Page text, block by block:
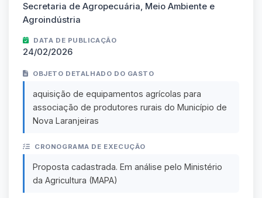
Secretaria de Agropecuária, Meio Ambiente e
Agroindústria
DATA DE PUBLICAÇÃO
24/02/2026
OBJETO DETALHADO DO GASTO
aquisição de equipamentos agrícolas para
associação de produtores rurais do Município de
Nova Laranjeiras
CRONOGRAMA DE EXECUÇÃO
Proposta cadastrada. Em análise pelo Ministério
da Agricultura (MAPA)